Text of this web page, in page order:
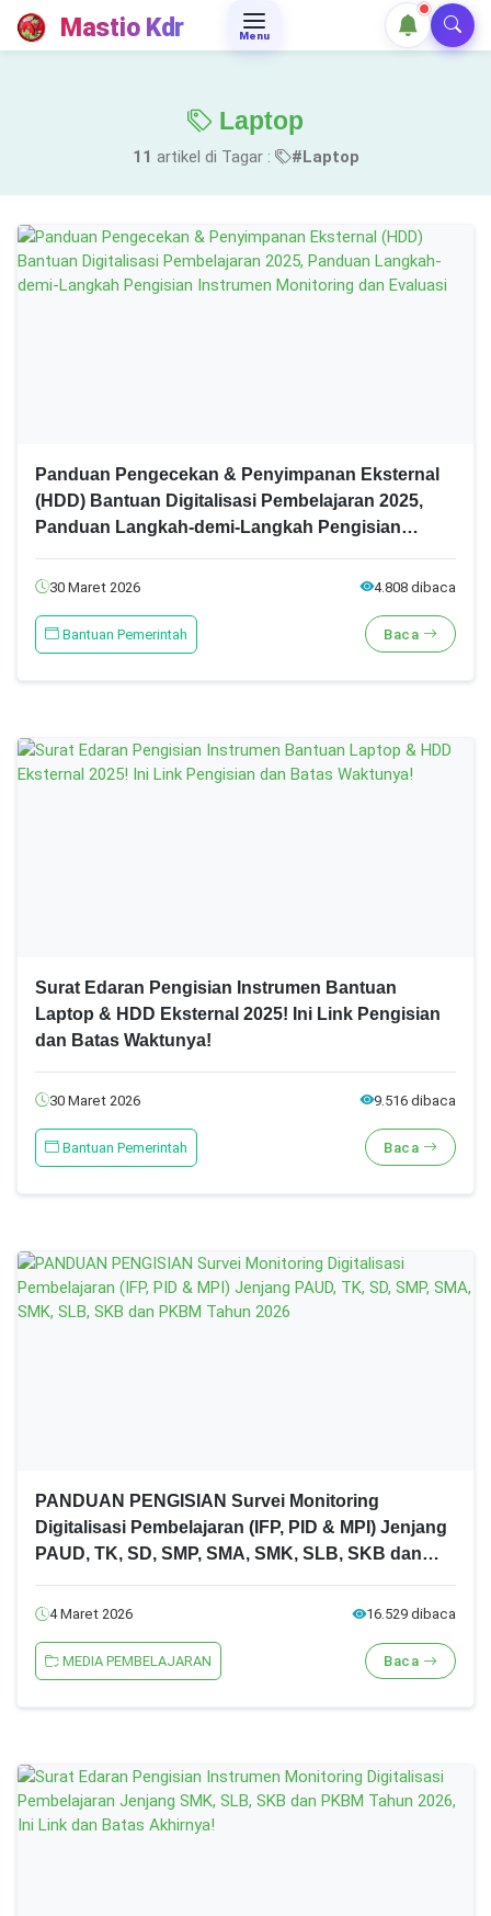
Mastio Kdr Menu
Laptop
11 artikel di Tagar : #Laptop
Panduan Pengecekan & Penyimpanan Eksternal
(HDD) Bantuan Digitalisasi Pembelajaran 2025,
Panduan Langkah-demi-Langkah Pengisian
30 Maret 2026 4.808 dibaca
Bantuan Pemerintah Baca
Surat Edaran Pengisian Instrumen Bantuan
Laptop & HDD Eksternal 2025! Ini Link Pengisian
dan Batas Waktunya!
30 Maret 2026 9.516 dibaca
Bantuan Pemerintah Baca
PANDUAN PENGISIAN Survei Monitoring
Digitalisasi Pembelajaran (IFP, PID & MPI) Jenjang
PAUD, TK, SD, SMP, SMA, SMK, SLB, SKB dan
4 Maret 2026 16.529 dibaca
MEDIA PEMBELAJARAN Baca